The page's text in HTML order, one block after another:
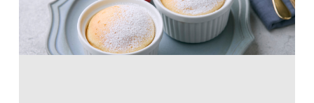
ホットケーキミックス